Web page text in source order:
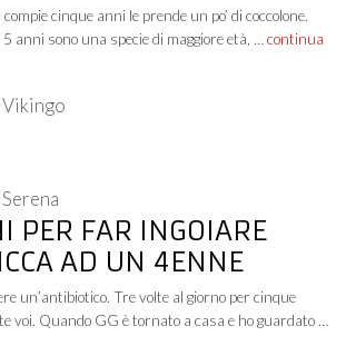
cinque anni le prende un po’ di coccolone.
anni sono una specie di maggiore età, …continua
Vikingo
PER FAR INGOIARE
AD UN 4ENNE
Serena
un’antibiotico. Tre volte al giorno per cinque
voi. Quando GG è tornato a casa e ho guardato …